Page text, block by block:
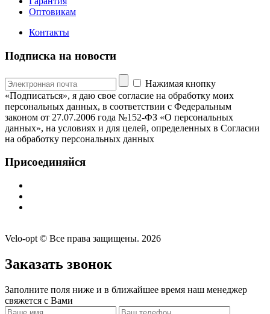
Оптовикам
Контакты
Подписка на новости
Нажимая кнопку
«Подписаться», я даю свое согласие на обработку моих
персональных данных, в соответствии с Федеральным
законом от 27.07.2006 года №152-ФЗ «О персональных
данных», на условиях и для целей, определенных в Согласии
на обработку персональных данных
Присоединяйся
Velo-opt © Все права защищены. 2026
Заказать звонок
Заполните поля ниже и в ближайшее время наш менеджер
свяжется с Вами